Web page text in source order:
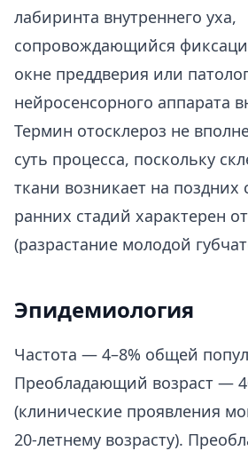
лабиринта внутреннего уха,
сопровождающийся
окне преддверия или
нейросенсорного аппарата
Термин отосклероз не
суть процесса, поскольку
ткани возникает на поздних
ранних стадий характерен
(разрастание молодой
Эпидемиология
Частота — 4–8% общей
Преобладающий возраст —
(клинические проявления
20-летнему возрасту).